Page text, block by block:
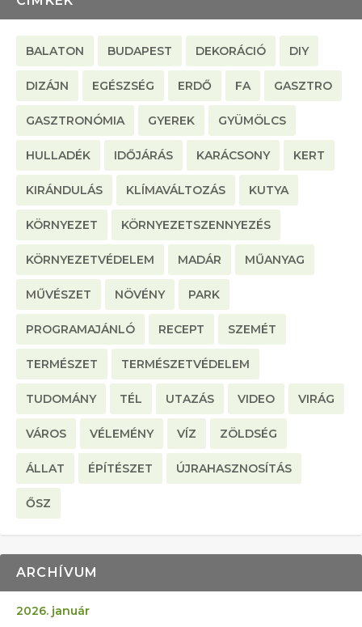
BALATON BUDAPEST DEKORÁCIÓ DIY
DIZÁJN EGÉSZSÉG ERDŐ FA GASZTRO
GASZTRONÓMIA GYEREK GYÜMÖLCS
HULLADÉK IDŐJÁRÁS KARÁCSONY KERT
KIRÁNDULÁS KLÍMAVÁLTOZÁS KUTYA
KÖRNYEZET KÖRNYEZETSZENNYEZÉS
KÖRNYEZETVÉDELEM MADÁR MŰANYAG
MŰVÉSZET NÖVÉNY PARK
PROGRAMAJÁNLÓ RECEPT SZEMÉT
TERMÉSZET TERMÉSZETVÉDELEM
TUDOMÁNY TÉL UTAZÁS VIDEO VIRÁG
VÁROS VÉLEMÉNY VÍZ ZÖLDSÉG
ÁLLAT ÉPÍTÉSZET ÚJRAHASZNOSÍTÁS
ŐSZ
ARCHÍVUM
2026. január